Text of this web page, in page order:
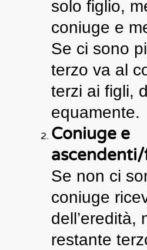
solo figlio,
coniuge e
Se ci sono
terzo va al
terzi ai figli,
equamente.
Coniuge e
Se non ci
coniuge
dell’eredità,
restante